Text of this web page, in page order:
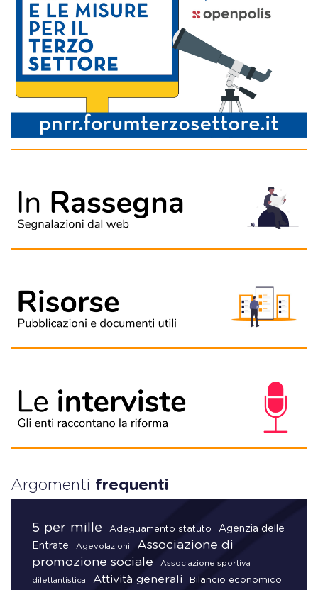
Argomenti frequenti
5 per mille Adeguamento statuto
Agenzia delle
Entrate
Agevolazioni
Associazione di
promozione sociale
Associazione sportiva
dilettantistica Attività generali Bilancio economico